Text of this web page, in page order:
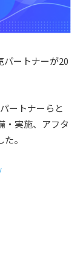
ートナーが20
ートナーらと
・実施、アフタ
。